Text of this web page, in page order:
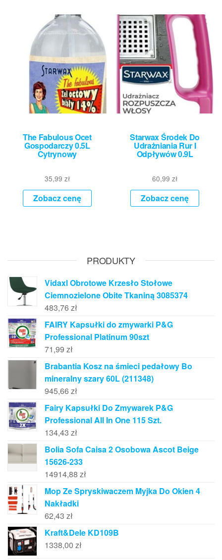
The Fabulous Ocet
Gospodarczy 0.5L
Cytrynowy
35,99 zł
Zobacz cenę
Starwax Środek Do
Udrażniania Rur I
Odpływów 0.9L
60,99zł
Zobacz cenę
PRODUKTY
Vidaxl Obrotowe Krzesło Stołowe
Ciemnozielone Obite Tkaniną 3085374
483,76 zł
FAIRY Kapsułki do zmywarki P&G
Professional Platinum 90szt
71,99 zł
Brabantia Kosz na śmieci pedałowy Bo
mineralny szary 60L (211348)
945,66 zł
Fairy Kapsułki Do Zmywarek P&G
Professional All In One 115 Szt.
134,43 zł
Bolia Sofa Caisa 2 Osobowa Ascot Beige
15626-233
14914,88 zł
Mop Ze Spryskiwaczem Myjka Do Okien 4
Nakładki
62,43 zł
Kraft&Dele KD109B
1338,00 zł